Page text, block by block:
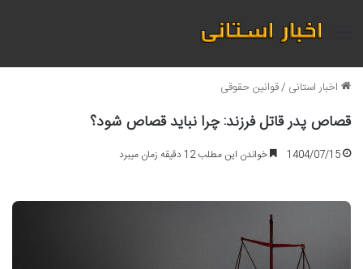
منو
اخبار استانی /قوانین حقوقی
قصاص پدر قاتل فرزند: چرا نباید قصاص شود؟
1404/07/15 خواندن این مطلب 12 دقیقه زمان میبرد